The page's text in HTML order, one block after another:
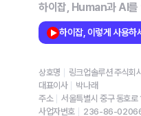
하이잡, Human과 AI를
하이잡, 이렇게 사용하
상호명
링크업솔루션 주식회
대표이사
박나래
주소
서울특별시 중구 동호
사업자번호
236-86-